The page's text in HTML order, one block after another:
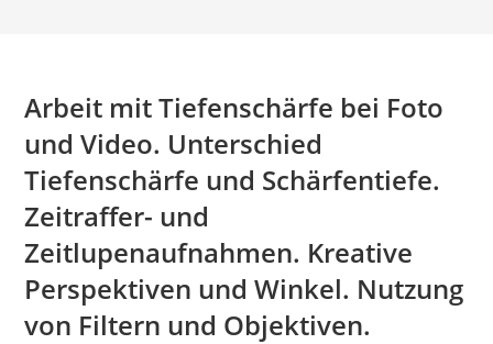
Arbeit mit Tiefenschärfe bei Foto
und Video. Unterschied
Tiefenschärfe und Schärfentiefe.
Zeitraffer- und
Zeitlupenaufnahmen. Kreative
Perspektiven und Winkel. Nutzung
von Filtern und Objektiven.